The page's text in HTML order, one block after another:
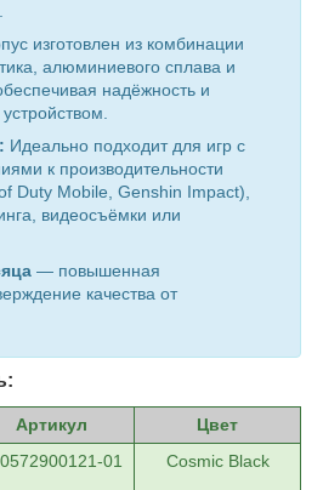
изготовлен из комбинации
алюминиевого сплава и
надёжность и
Идеально подходит для игр с
к производительности
Duty Mobile, Genshin Impact),
видеосъёмки или
— повышенная
качества от
Артикул
Цвет
01 Cosmic Black